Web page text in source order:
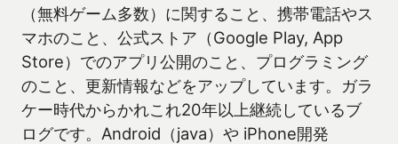
（無料ゲーム多数）に関すること、携帯電話やス
マホのこと、公式ストア（Google Play, App
Store）でのアプリ公開のこと、プログラミング
のこと、更新情報などをアップしています。ガラ
ケー時代からかれこれ20年以上継続しているブ
ログです。Android（java）や iPhone開発